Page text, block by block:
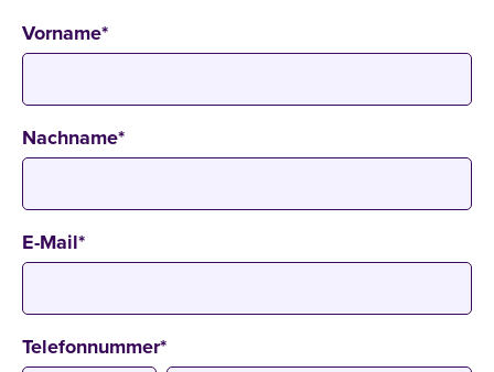
Vorname*
Nachname*
E-Mail*
Telefonnummer*